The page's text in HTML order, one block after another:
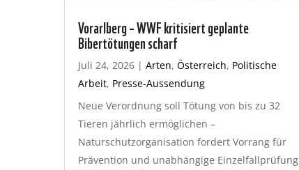
Vorarlberg – WWF kritisiert geplante
Bibertötungen scharf
Juli 24, 2026 | Arten, Österreich, Politische
Arbeit, Presse-Aussendung
Neue Verordnung soll Tötung von bis zu 32
Tieren jährlich ermöglichen –
Naturschutzorganisation fordert Vorrang für
Prävention und unabhängige Einzelfallprüfung